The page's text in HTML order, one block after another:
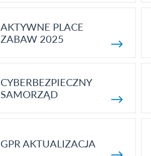
AKTYWNE PLACE
ZABAW 2025
CYBERBEZPIECZNY
SAMORZĄD
GPR AKTUALIZACJA